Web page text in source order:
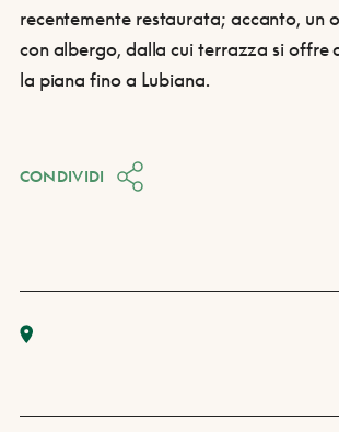
recentemente restaurata; accanto, un
con albergo, dalla cui terrazza si offre
la piana fino a Lubiana.
CONDIVIDI